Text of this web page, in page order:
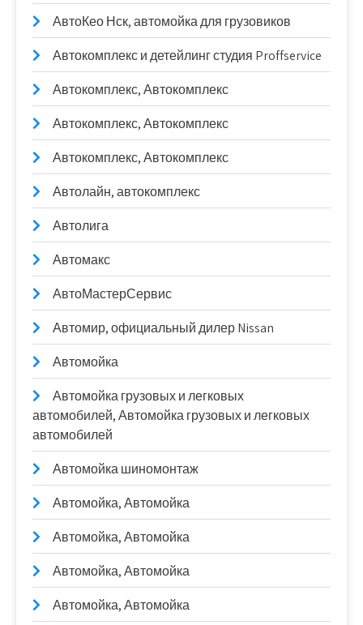
АвтоКео Нск, автомойка для грузовиков
Автокомплекс и детейлинг студия Proffservice
Автокомплекс, Автокомплекс
Автокомплекс, Автокомплекс
Автокомплекс, Автокомплекс
Автолайн, автокомплекс
Автолига
Автомакс
АвтоМастерСервис
Автомир, официальный дилер Nissan
Автомойка
Автомойка грузовых и легковых
автомобилей, Автомойка грузовых и легковых
автомобилей
Автомойка шиномонтаж
Автомойка, Автомойка
Автомойка, Автомойка
Автомойка, Автомойка
Автомойка, Автомойка